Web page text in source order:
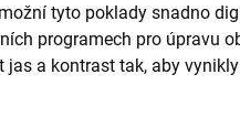
tyto poklady snadno
programech pro úpravu
a kontrast tak, aby